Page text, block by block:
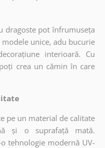
dragoste pot înfrumuseța
unice, adu bucurie
interioară. Cu
crea un cămin în care
pe un material de calitate
și o suprafață mată.
tehnologie modernă UV-